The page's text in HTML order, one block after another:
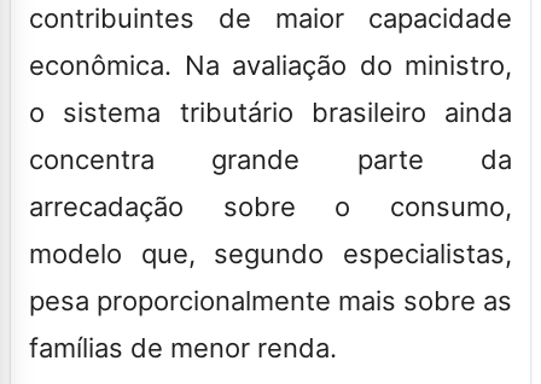
contribuintes de maior capacidade
econômica. Na avaliação do ministro,
o sistema tributário brasileiro ainda
concentra grande parte da
arrecadação sobre o consumo,
modelo que, segundo especialistas,
pesa proporcionalmente mais sobre as
famílias de menor renda.